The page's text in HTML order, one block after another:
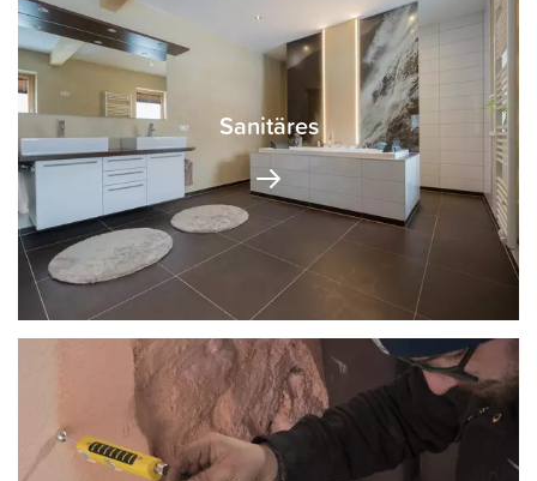
Sanitäres
Bad & WC
Wellness & Spa